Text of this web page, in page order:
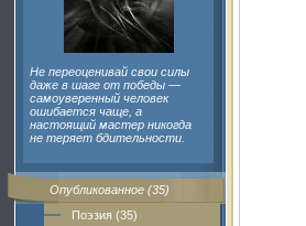
Не переоценивай свои силы
даже в шаге от победы —
самоуверенный человек
ошибается чаще, а
настоящий мастер никогда
не теряет бдительности.
Опубликованное (35)
Поэзия (35)